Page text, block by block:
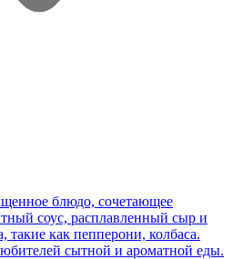
блюдо, сочетающее
соус, расплавленный сыр и
такие как пепперони, колбаса.
сытной и ароматной еды.